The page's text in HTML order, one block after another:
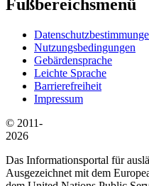
Fußbereichsmenü
Nutzungsbedingungen
Gebärdensprache
Leichte Sprache
Barrierefreiheit
Impressum
© 2011-
2026
Das Informationsportal für
Ausgezeichnet mit dem